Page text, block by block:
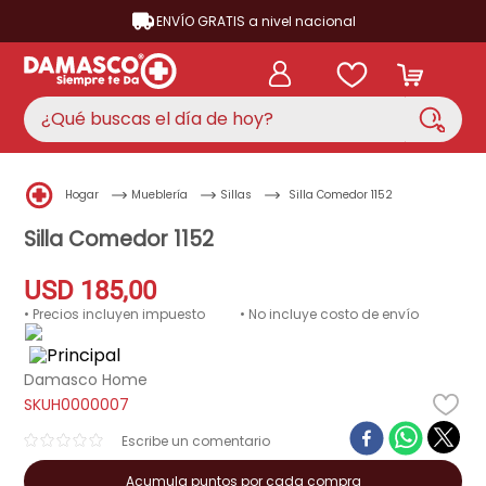
ENVÍO GRATIS a nivel nacional
¿Qué buscas el día de hoy?
Hogar Mueblería Sillas Silla Comedor 1152
Silla Comedor 1152
USD 185,00
• Precios incluyen impuesto • No incluye costo de envío
Damasco Home
H0000007
☆☆☆☆☆
Acumula puntos por cada compra
TÉRMINOS MÁS BUSCADOS
3. lavadora
5 ventilador
6. neveras
7. televisor